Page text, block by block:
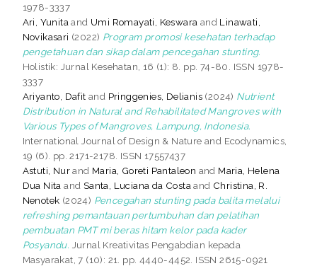
1978-3337
Ari, Yunita and Umi Romayati, Keswara and Linawati,
Novikasari (2022) Program promosi kesehatan terhadap
pengetahuan dan sikap dalam pencegahan stunting.
Holistik: Jurnal Kesehatan, 16 (1): 8. pp. 74-80. ISSN 1978-
3337
Ariyanto, Dafit and Pringgenies, Delianis (2024) Nutrient
Distribution in Natural and Rehabilitated Mangroves with
Various Types of Mangroves, Lampung, Indonesia.
International Journal of Design & Nature and Ecodynamics,
19 (6). pp. 2171-2178. ISSN 17557437
Astuti, Nurand Maria, Goreti Pantaleon and Maria, Helena
Dua Nita and Santa, Luciana da Costa and Christina, R.
Nenotek (2024) Pencegahan stunting pada balita melalui
refreshing pemantauan pertumbuhan dan pelatihan
pembuatan PMT mi beras hitam kelor pada kader
Posyandu. Jurnal Kreativitas Pengabdian kepada
Masyarakat, 7 (10): 21. pp. 4440-4452. ISSN 2615-0921